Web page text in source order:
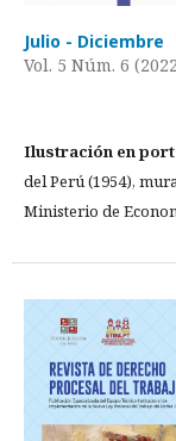
Julio - Diciembre
Vol. 5 Núm. 6
Ilustración en
del Perú (1954),
Ministerio de